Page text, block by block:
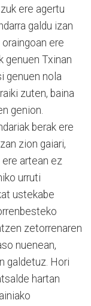
ere agertu
galdu izan
ere
genuen Txinan
genuen nola
zuten, baina
genion.
berak ere
zion gaiari,
artean ez
urruti
ustekabe
zetorrenaren
nuenean,
galdetuz. Hori
hartan